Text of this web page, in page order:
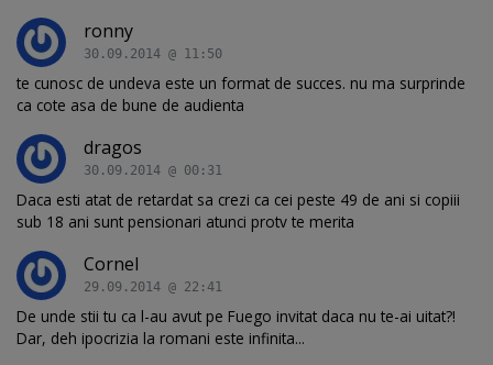
ronny
30.09.2014 @ 11:50
te cunosc de undeva este un format de succes. nu ma surprinde
ca cote asa de bune de audienta
dragos
30.09.2014 @ 00:31
Daca esti atat de retardat sa crezi ca cei peste 49 de ani si copiii
sub 18 ani sunt pensionari atunci protv te merita
Cornel
29.09.2014 @ 22:41
De unde stii tu ca l-au avut pe Fuego invitat daca nu te-ai uitat?!
Dar, deh ipocrizia la romani este infinita...